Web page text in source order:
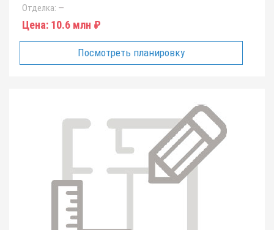
Отделка: —
Цена: 10.6 млн ₽
Посмотреть планировку